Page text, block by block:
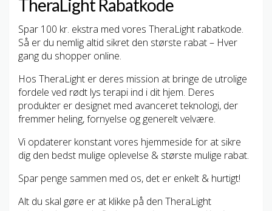
TheraLight Rabatkode
Spar 100 kr. ekstra med vores TheraLight rabatkode.
Så er du nemlig altid sikret den største rabat – Hver
gang du shopper online.
Hos TheraLight er deres mission at bringe de utrolige
fordele ved rødt lys terapi ind i dit hjem. Deres
produkter er designet med avanceret teknologi, der
fremmer heling, fornyelse og generelt velvære.
Vi opdaterer konstant vores hjemmeside for at sikre
dig den bedst mulige oplevelse & største mulige rabat.
Spar penge sammen med os, det er enkelt & hurtigt!
Alt du skal gøre er at klikke på den TheraLight